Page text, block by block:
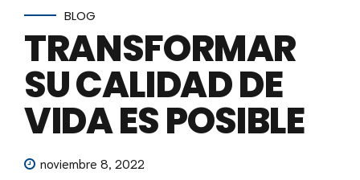
BLOG
TRANSFORMAR
SU CALIDAD DE
VIDA ES POSIBLE
noviembre 8, 2022